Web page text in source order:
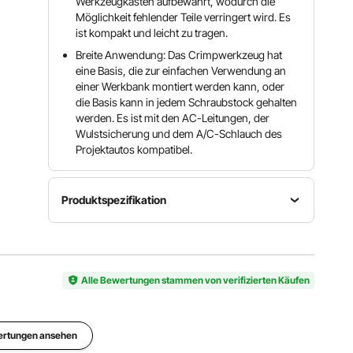
Möglichkeit fehlender Teile verringert wird. Es
ist kompakt und leicht zu tragen.
Breite Anwendung: Das Crimpwerkzeug hat
eine Basis, die zur einfachen Verwendung an
einer Werkbank montiert werden kann, oder
die Basis kann in jedem Schraubstock gehalten
werden. Es ist mit den AC-Leitungen, der
Wulstsicherung und dem A/C-Schlauch des
Projektautos kompatibel.
Produktspezifikation
Typ
10, # 12
Anzahl
33 x 28 x
21 cm
Bruttogewicht
17 Pfund
Alle Bewertungen stammen von verifizierten Käufen
ansehen